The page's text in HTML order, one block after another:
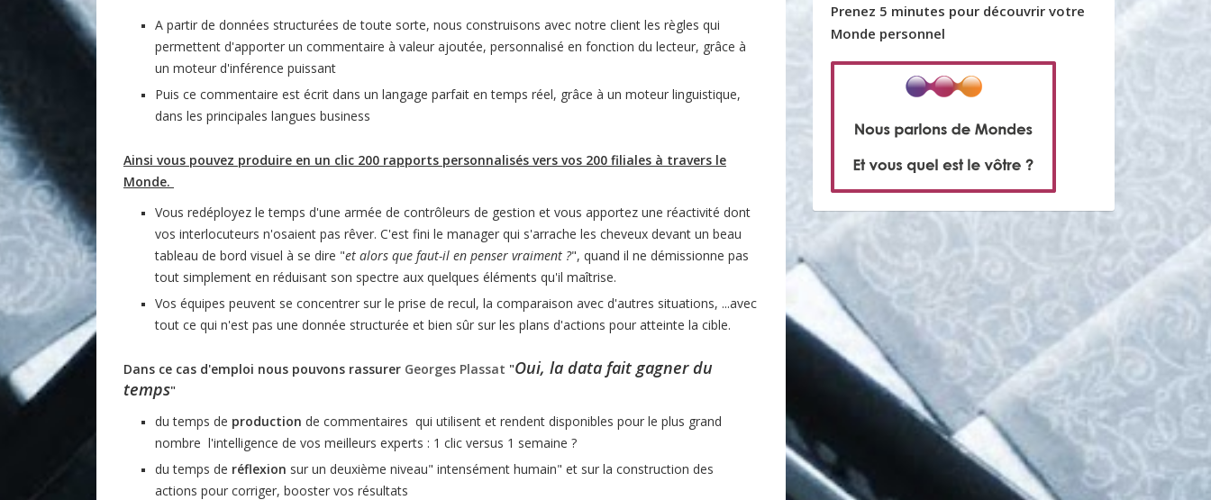
A partir de données structurées de toute sorte, nous construisons avec notre client les règles qui
permettent d'apporter un commentaire à valeur ajoutée, personnalisé en fonction du lecteur, grâce à
un moteur d'inférence puissant
Puis ce commentaire est écrit dans un langage parfait en temps réel, grâce à un moteur linguistique,
dans les principales langues business
Ainsi vous pouvez produire en un clic 200 rapports personnalisés vers vos 200 filiales à travers le
Monde.
Vous redéployez le temps d'une armée de contrôleurs de gestion et vous apportez une réactivité dont
vos interlocuteurs n'osaient pas rêver. C'est fini le manager qui s'arrache les cheveux devant un beau
tableau de bord visuel à se dire "et alors que faut-il en penser vraiment ?", quand il ne démissionne pas
tout simplement en réduisant son spectre aux quelques éléments qu'il maîtrise.
Vos équipes peuvent se concentrer sur le prise de recul, la comparaison avec d'autres situations, ...avec
tout ce qui n'est pas une donnée structurée et bien sûr sur les plans d'actions pour atteinte la cible.
Dans ce cas d'emploi nous pouvons rassurer Georges Plassat "Oui, la data fait gagner du
temps"
du temps de production de commentaires qui utilisent et rendent disponibles pour le plus grand
nombre l'intelligence de vos meilleurs experts : 1 clic versus 1 semaine ?
du temps de réflexion sur un deuxième niveau" intensément humain" et sur la construction des
actions pour corriger, booster vos résultats
Prenez 5 minutes pour découvrir votre
Monde personnel